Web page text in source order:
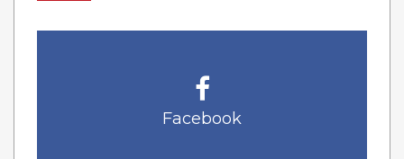
Facebook